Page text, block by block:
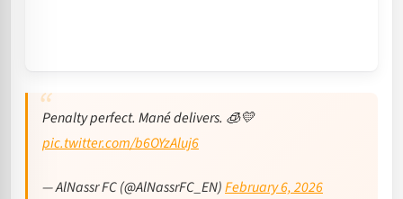
Penalty perfect. Mané delivers. 🧊💛
pic.twitter.com/b6OYzAluj6
— AlNassr FC (@AlNassrFC_EN)February 6, 2026